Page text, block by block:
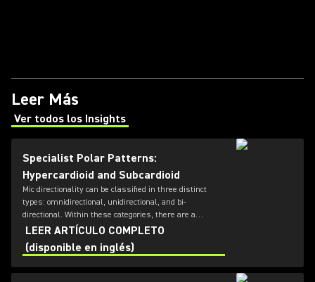
Leer Más
Ver todos los Insights
(Opens in a new tab)
Specialist Polar Patterns:
Hypercardioid and Subcardioid
Mic directionality can be classified in three distinct
types: omnidirectional, unidirectional, and bi-
directional. Within these categories, there are a
number of different directional patterns known as
polar-patterns; the most commonly known types are
cardioid and supercardioid. For a large number of
common applications, these will get you pretty far - but
LEER ARTÍCULO COMPLETO
(disponible en inglés)